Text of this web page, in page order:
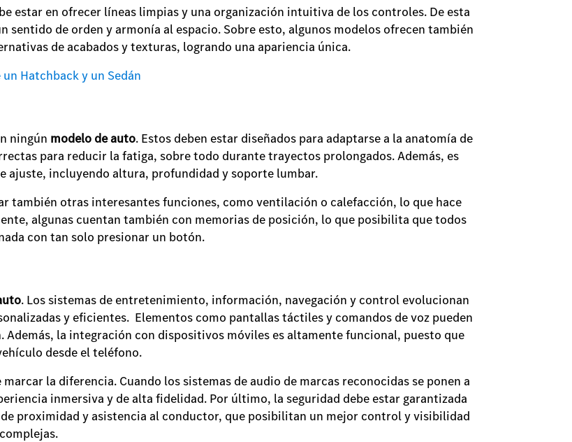
estar en ofrecer líneas limpias y una organización intuitiva de los controles. De esta
sentido de orden y armonía al espacio. Sobre esto, algunos modelos ofrecen también
de acabados y texturas, logrando una apariencia única.
Hatchback y un Sedán
ningún modelo de auto. Estos deben estar diseñados para adaptarse a la anatomía de
para reducir la fatiga, sobre todo durante trayectos prolongados. Además, es
ajuste, incluyendo altura, profundidad y soporte lumbar.
también otras interesantes funciones, como ventilación o calefacción, lo que hace
algunas cuentan también con memorias de posición, lo que posibilita que todos
con tan solo presionar un botón.
. Los sistemas de entretenimiento, información, navegación y control evolucionan
y eficientes. Elementos como pantallas táctiles y comandos de voz pueden
la integración con dispositivos móviles es altamente funcional, puesto que
desde el teléfono.
la diferencia. Cuando los sistemas de audio de marcas reconocidas se ponen a
inmersiva y de alta fidelidad. Por último, la seguridad debe estar garantizada
proximidad y asistencia al conductor, que posibilitan un mejor control y visibilidad